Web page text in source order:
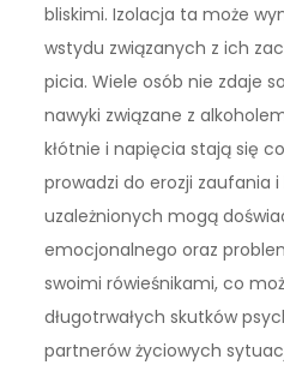
bliskimi. Izolacja ta może
wstydu związanych z ich
picia. Wiele osób nie zdaje
nawyki związane z
kłótnie i napięcia stają się
prowadzi do erozji zaufania i
uzależnionych mogą
emocjonalnego oraz
swoimi rówieśnikami, co
długotrwałych skutków
partnerów życiowych